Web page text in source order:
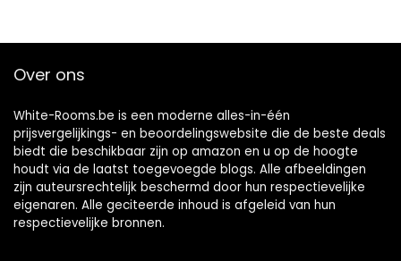
Over ons
White-Rooms.be is een moderne alles-in-één
prijsvergelijkings- en beoordelingswebsite die de beste deals
biedt die beschikbaar zijn op amazon en u op de hoogte
houdt via de laatst toegevoegde blogs. Alle afbeeldingen
zijn auteursrechtelijk beschermd door hun respectievelijke
eigenaren. Alle geciteerde inhoud is afgeleid van hun
respectievelijke bronnen.